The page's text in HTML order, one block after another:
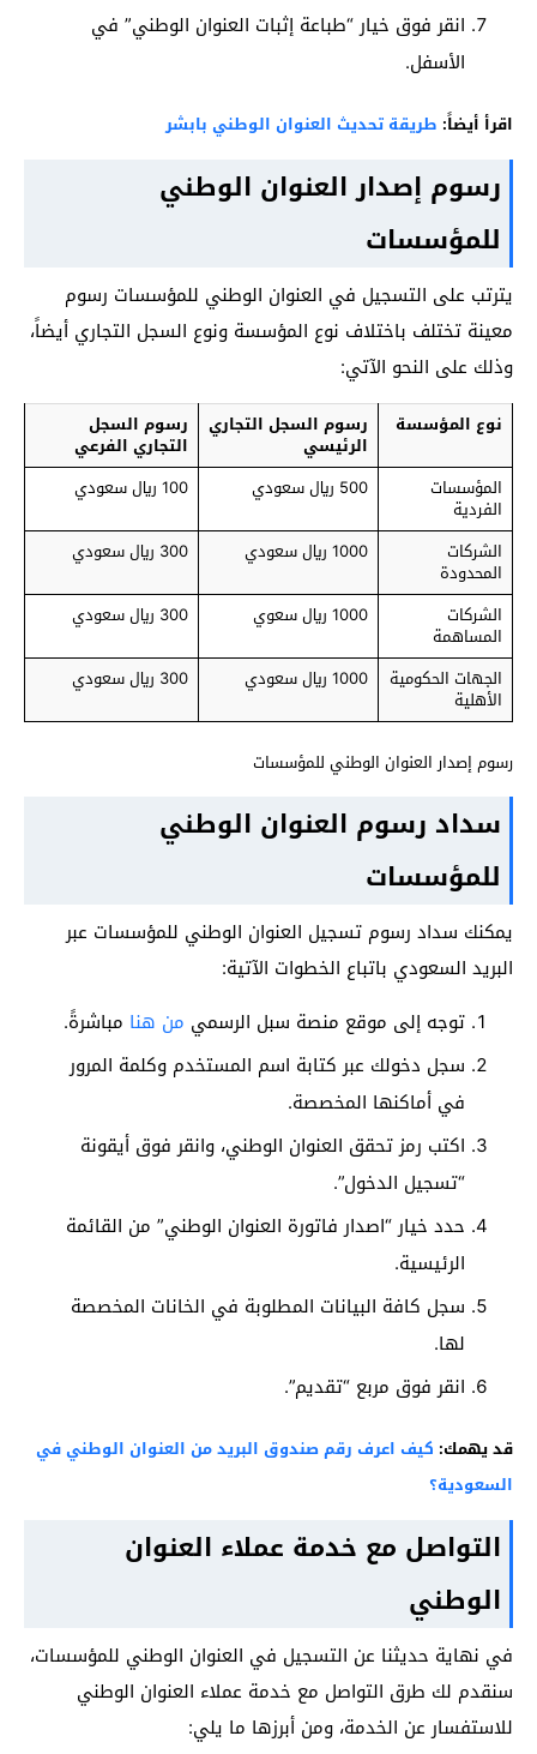
انقر فوق خيار “طباعة إثبات العنوان الوطني” في
الأسفل.
اقرأ أيضاً: طريقة تحديث العنوان الوطني بابشر
رسوم إصدار العنوان الوطني
للمؤسسات
يترتب على التسجيل في العنوان الوطني للمؤسسات رسوم
معينة تختلف باختلاف نوع المؤسسة ونوع السجل التجاري أيضاً،
وذلك على النحو الآتي:
نوع المؤسسة رسوم السجل التجاري
الرئيسي
رسوم السجل
التجاري الفرعي
المؤسسات
الفردية
500 ريال سعودي 100 ريال سعودي
الشركات
المحدودة
1000 ريال سعودي 300 ريال سعودي
الشركات
المساهمة
1000 ريال سعوي 300 ريال سعودي
الجهات الحكومية
الأهلية
1000 ريال سعودي 300 ريال سعودي
رسوم إصدار العنوان الوطني للمؤسسات
سداد رسوم العنوان الوطني
للمؤسسات
يمكنك سداد رسوم تسجيل العنوان الوطني للمؤسسات عبر
البريد السعودي باتباع الخطوات الآتية:
توجه إلى موقع منصة سبل الرسمي من هنا مباشرةً.
سجل دخولك عبر كتابة اسم المستخدم وكلمة المرور
في أماكنها المخصصة.
اكتب رمز تحقق العنوان الوطني، وانقر فوق أيقونة
“تسجيل الدخول”.
حدد خيار “اصدار فاتورة العنوان الوطني” من القائمة
الرئيسية.
سجل كافة البيانات المطلوبة في الخانات المخصصة
لها.
انقر فوق مربع “تقديم”.
قد يهمك: كيف اعرف رقم صندوق البريد من العنوان الوطني في
السعودية؟
التواصل مع خدمة عملاء العنوان
الوطني
في نهاية حديثنا عن التسجيل في العنوان الوطني للمؤسسات،
سنقدم لك طرق التواصل مع خدمة عملاء العنوان الوطني
للاستفسار عن الخدمة، ومن أبرزها ما يلي: